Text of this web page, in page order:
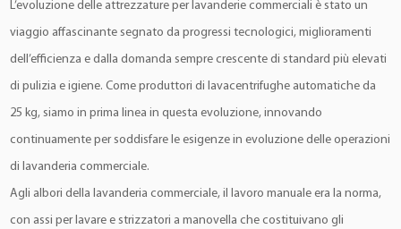
L’evoluzione delle attrezzature per lavanderie commerciali è stato un
viaggio affascinante segnato da progressi tecnologici, miglioramenti
dell’efficienza e dalla domanda sempre crescente di standard più elevati
di pulizia e igiene. Come produttori di lavacentrifughe automatiche da
25 kg, siamo in prima linea in questa evoluzione, innovando
continuamente per soddisfare le esigenze in evoluzione delle operazioni
di lavanderia commerciale.
Agli albori della lavanderia commerciale, il lavoro manuale era la norma,
con assi per lavare e strizzatori a manovella che costituivano gli